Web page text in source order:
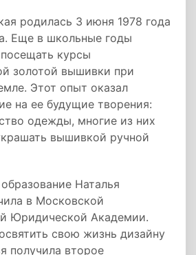
родилась 3 июня 1978 года
Еще в школьные годы
курсы
золотой вышивки при
Этот опыт оказал
на ее будущие творения:
одежды, многие из них
вышивкой ручной
Наталья
в Московской
Юридической Академии.
свою жизнь дизайну
получила второе